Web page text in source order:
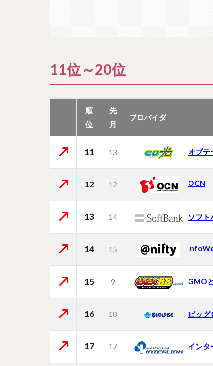
11位～20位
順
位
先
月
プロバイダ
11 13 オプテ
12 12 OCN
13 14 ソフト
14 15
15 9 GMO
16 18 ビッグ
17 17 インタ